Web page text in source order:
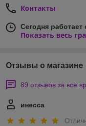
Контакты
Сегодня работает
Показать весь
Отзывы о магазине
89 отзывов за всё
инесса